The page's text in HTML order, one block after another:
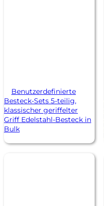
Benutzerdefinierte
Besteck-Sets 5-teilig,
klassischer geriffelter
Griff Edelstahl-Besteck in
Bulk